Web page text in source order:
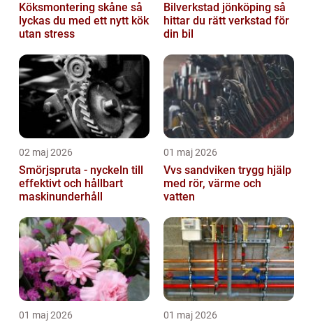
Köksmontering skåne så
lyckas du med ett nytt kök
utan stress
Bilverkstad jönköping så
hittar du rätt verkstad för
din bil
02 maj 2026
Smörjspruta - nyckeln till
effektivt och hållbart
maskinunderhåll
01 maj 2026
Vvs sandviken trygg hjälp
med rör, värme och
vatten
01 maj 2026 01 maj 2026